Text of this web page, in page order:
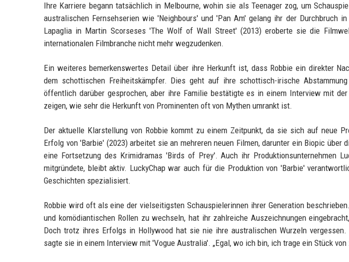
Ihre Karriere begann tatsächlich in Melbourne, wohin sie als Teenager zog, um
australischen Fernsehserien wie 'Neighbours' und 'Pan Am' gelang ihr der Durchbruch
Lapaglia in Martin Scorseses 'The Wolf of Wall Street' (2013) eroberte sie die
internationalen Filmbranche nicht mehr wegzudenken.
Ein weiteres bemerkenswertes Detail über ihre Herkunft ist, dass Robbie ein direkter
dem schottischen Freiheitskämpfer. Dies geht auf ihre schottisch-irische
öffentlich darüber gesprochen, aber ihre Familie bestätigte es in einem Interview mit
zeigen, wie sehr die Herkunft von Prominenten oft von Mythen umrankt ist.
Der aktuelle Klarstellung von Robbie kommt zu einem Zeitpunkt, da sie sich auf neue
Erfolg von 'Barbie' (2023) arbeitet sie an mehreren neuen Filmen, darunter ein Biopic über
eine Fortsetzung des Krimidramas 'Birds of Prey'. Auch ihr Produktionsunternehmen
mitgründete, bleibt aktiv. LuckyChap war auch für die Produktion von 'Barbie'
Geschichten spezialisiert.
Robbie wird oft als eine der vielseitigsten Schauspielerinnen ihrer Generation
und komödiantischen Rollen zu wechseln, hat ihr zahlreiche Auszeichnungen
Doch trotz ihres Erfolgs in Hollywood hat sie nie ihre australischen Wurzeln
sagte sie in einem Interview mit 'Vogue Australia'. „Egal, wo ich bin, ich trage ein Stück von